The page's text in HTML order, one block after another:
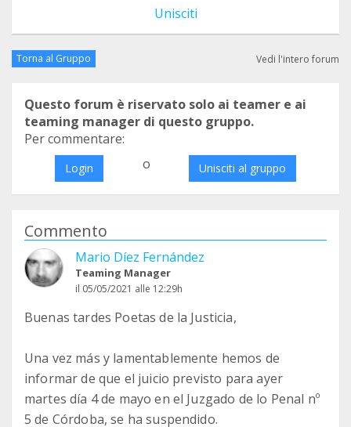
Unisciti
Torna al Gruppo Vedi l'intero forum
Questo forum è riservato solo ai teamer e ai
teaming manager di questo gruppo.
Per commentare:
Login o Unisciti al gruppo
Commento
Mario Díez Fernández
Teaming Manager
il 05/05/2021 alle 12:29h
Buenas tardes Poetas de la Justicia,
Una vez más y lamentablemente hemos de
informar de que el juicio previsto para ayer
martes día 4 de mayo en el Juzgado de lo Penal nº
5 de Córdoba, se ha suspendido.